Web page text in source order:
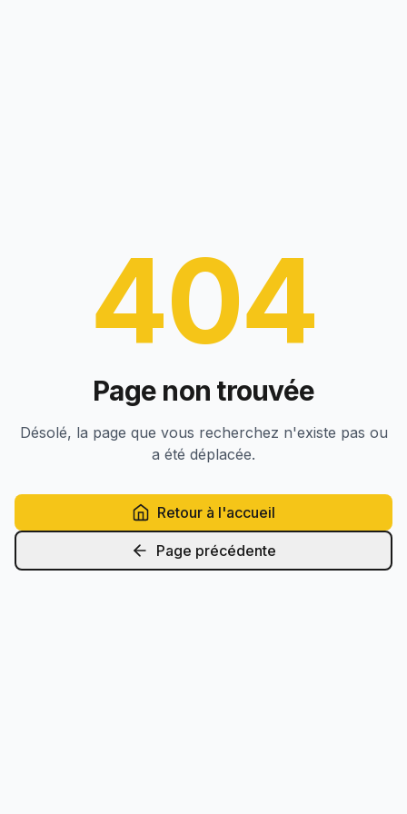
404
Page non trouvée
Désolé, la page que vous recherchez n'existe pas ou
a été déplacée.
Retour à l'accueil
Page précédente